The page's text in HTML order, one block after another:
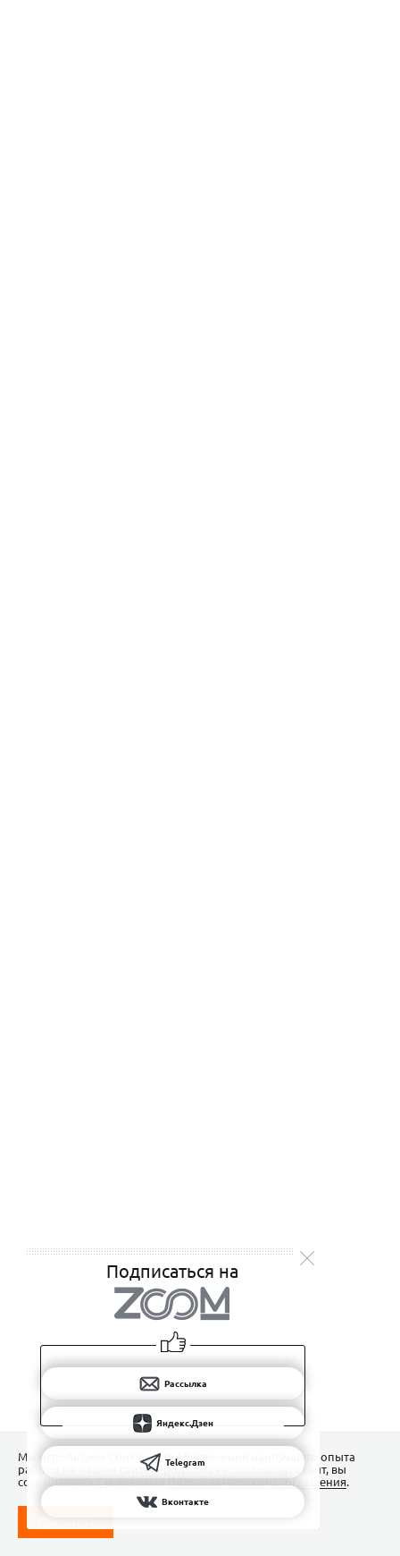
Подписаться на
Рассылка
Яндекс.Дзен
Telegram
Вконтакте
Мы используем Сookies для обеспечения наилучшего опыта
работы на нашем сайте. Продолжая использовать сайт, вы
соглашаетесь с условиямиПользовательского соглашения.
ПОНЯТНО